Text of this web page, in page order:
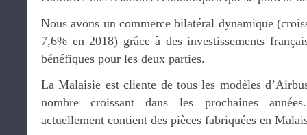
Nous avons un commerce bilatéral dynamique
7,6% en 2018) grâce à des investissements
bénéfiques pour les deux parties.
La Malaisie est cliente de tous les modèles
nombre croissant dans les prochaines
actuellement contient des pièces fabriquées en